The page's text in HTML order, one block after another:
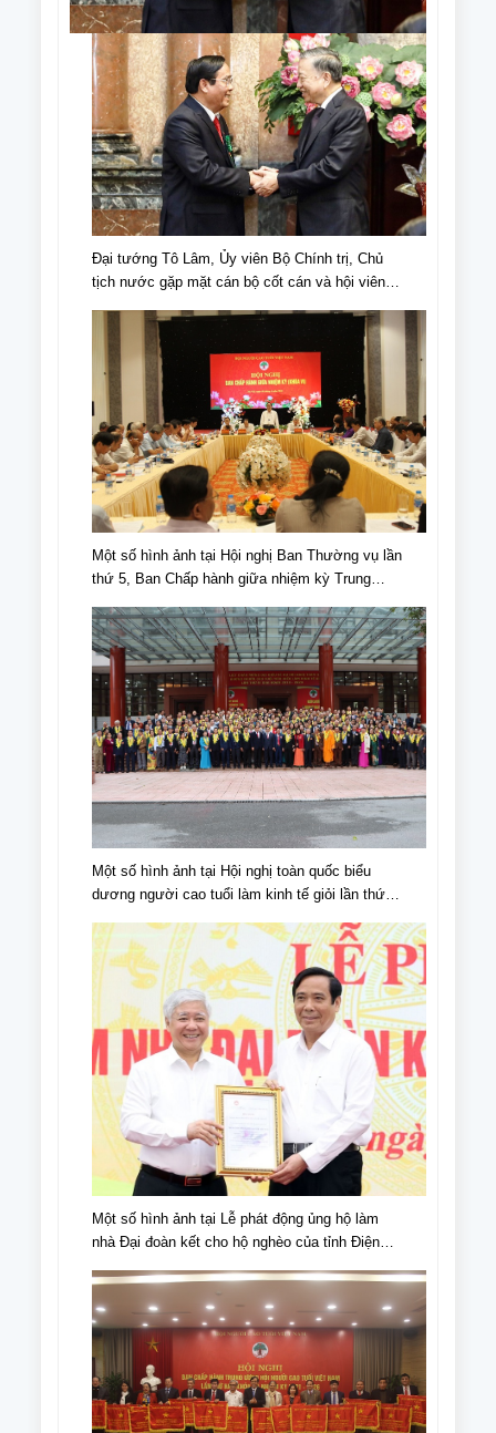
Đại tướng Tô Lâm, Ủy viên Bộ Chính trị, Chủ
tịch nước gặp mặt cán bộ cốt cán và hội viên
Ngày NCT Việt Nam (6/6/1941-6/6/2024).
Một số hình ảnh tại Hội nghị Ban Thường vụ lần
thứ 5, Ban Chấp hành giữa nhiệm kỳ Trung
Một số hình ảnh tại Hội nghị toàn quốc biểu
dương người cao tuổi làm kinh tế giỏi lần thứ
Một số hình ảnh tại Lễ phát động ủng hộ làm
nhà Đại đoàn kết cho hộ nghèo của tỉnh Điện
Biên Phủ (07/5/1954-07/5/2024)